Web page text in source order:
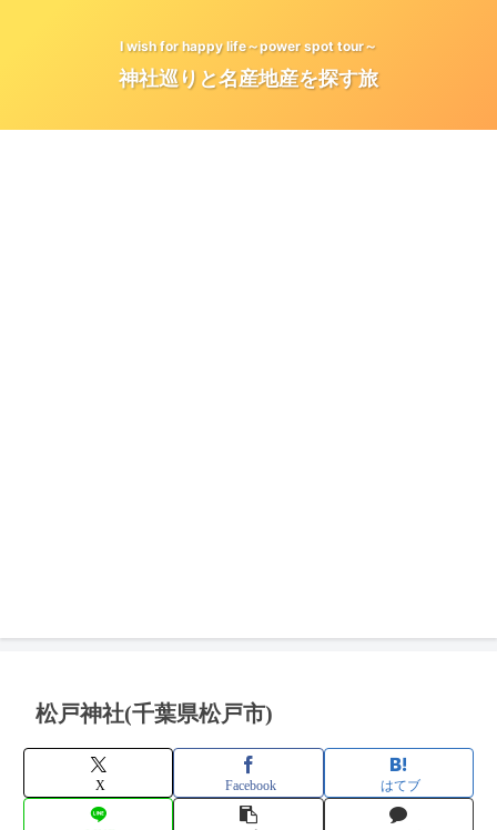
I wish for happy life～power spot tour～
神社巡りと名産地産を探す旅
松戸神社(千葉県松戸市)
X Facebook はてブ